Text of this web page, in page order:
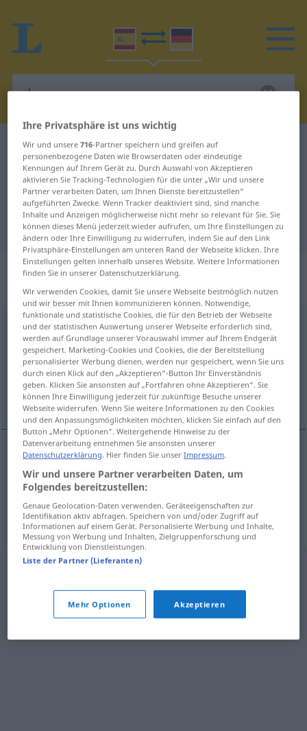
Spanisch-Deutsch Wörterbuch dopar
Spanisch-Deutsch Übersetzung für
"dopar"
"dopar" Deutsch Übersetzung
„dopar“: verbo transitivo | verbo
reflexivo
dopar [doˈpar]v/t(v/r)
Übersicht aller Übersetzungen
(Für mehr Details die Übersetzung anklicken/antippen)
sich dopen
Beispiele
dopar(se)
(sich)dopen
Ihre Privatsphäre ist uns wichtig
Wir und unsere716-Partner speichern und greifen auf
personenbezogene Daten wie Browserdaten oder eindeutige
Kennungen auf Ihrem Gerät zu. Durch Auswahl von Akzeptieren
aktivieren Sie Tracking-Technologien für die unter „Wir und unsere
Partner verarbeiten Daten, um Ihnen Dienste bereitzustellen“
aufgeführten Zwecke. Wenn Tracker deaktiviert sind, sind manche
Inhalte und Anzeigen möglicherweise nicht mehr so relevant für Sie. Sie
können dieses Menü jederzeit wieder aufrufen, um Ihre Einstellungen zu
ändern oder Ihre Einwilligung zu widerrufen, indem Sie auf den Link
Privatsphäre-Einstellungen am unteren Rand der Webseite klicken. Ihre
Einstellungen gelten innerhalb unseres Website. Weitere Informationen
finden Sie in unserer Datenschutzerklärung.
Wir verwenden Cookies, damit Sie unsere Webseite bestmöglich nutzen
und wir besser mit Ihnen kommunizieren können. Notwendige,
funktionale und statistische Cookies, die für den Betrieb der Webseite
und der statistischen Auswertung unserer Webseite erforderlich sind,
werden auf Grundlage unserer Vorauswahl immer auf Ihrem Endgerät
gespeichert. Marketing-Cookies und Cookies, die der Bereitstellung
personalisierter Werbung dienen, werden nur gespeichert, wenn Sie uns
durch einen Klick auf den „Akzeptieren“-Button Ihr Einverständnis
geben. Klicken Sie ansonsten auf „Fortfahren ohne Akzeptieren“. Sie
können Ihre Einwilligung jederzeit für zukünftige Besuche unserer
Webseite widerrufen. Wenn Sie weitere Informationen zu den Cookies
und den Anpassungsmöglichkeiten möchten, klicken Sie einfach auf den
Button „Mehr Optionen“. Weitergehende Hinweise zu der
Datenverarbeitung entnehmen Sie ansonsten unserer
Datenschutzerklärung. Hier finden Sie unserImpressum.
Wir und unsere Partner verarbeiten Daten, um
Folgendes bereitzustellen:
Genaue Geolocation-Daten verwenden. Geräteeigenschaften zur
Identifikation aktiv abfragen. Speichern von und/oder Zugriff auf
Informationen auf einem Gerät. Personalisierte Werbung und Inhalte,
Messung von Werbung und Inhalten, Zielgruppenforschung und
Entwicklung von Dienstleistungen.
Liste der Partner (Lieferanten)
Mehr Optionen Akzeptieren